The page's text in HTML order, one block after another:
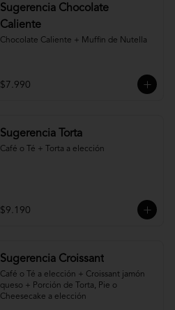
Sugerencia Chocolate
Caliente
Chocolate Caliente + Muffin de Nutella
$7.990
Sugerencia Torta
Café o Té + Torta a elección
$9.190
Sugerencia Croissant
Café o Té a elección + Croissant jamón
queso + Porción de Torta, Pie o
Cheesecake a elección